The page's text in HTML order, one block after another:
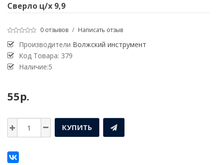
Сверло ц/х 9,9
0 отзывов / Написать отзыв
Производители Волжский инструмент
Код Товара: 379
Наличие:5
55р.
КУПИТЬ